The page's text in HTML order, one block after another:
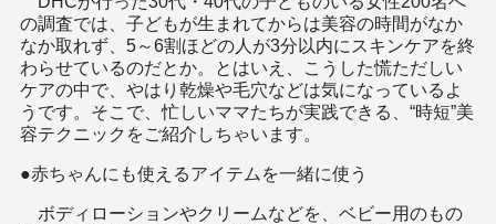
の調査では、子どもが生まれてからは美容の時間がなか
なか取れず、5～6割ほどの人が3分以内にスキンケアを終
わらせているのだとか。とはいえ、こうした慌ただしい
ケアの中で、やはり乾燥や毛穴などは気になっているよ
うです。そこで、忙しいママたちが実践できる、“時短”美
容テクニックをご紹介しちゃいます。
●赤ちゃんにも使えるアイテムを一緒に使う
ボディローションやクリームなどを、ベビー用のもの